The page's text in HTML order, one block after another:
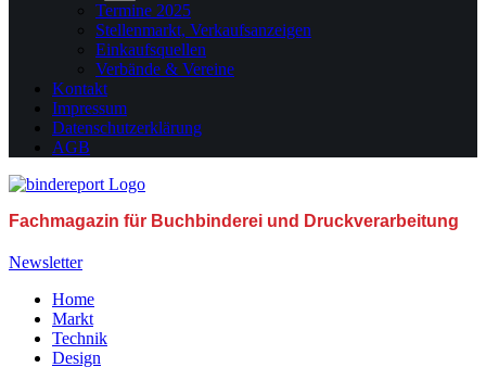
Termine 2025
Stellenmarkt, Verkaufsanzeigen
Einkaufsquellen
Verbände & Vereine
Kontakt
Impressum
Datenschutzerklärung
AGB
Fachmagazin für Buchbinderei und Druckverarbeitung
Newsletter
Home
Markt
Technik
Design